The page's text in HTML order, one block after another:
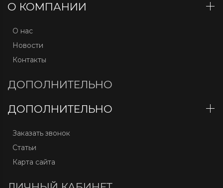
О КОМПАНИИ
О нас
Новости
Контакты
ДОПОЛНИТЕЛЬНО
ДОПОЛНИТЕЛЬНО
Заказать звонок
Статьи
Карта сайта